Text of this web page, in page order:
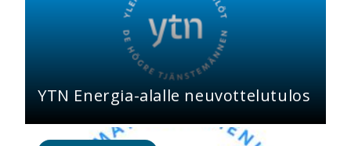
YTN Energia-alalle neuvottelutulos